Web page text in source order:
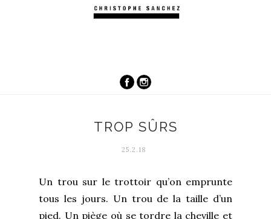
TROP SÛRS
25.2.18
Un trou sur le trottoir qu’on emprunte
tous les jours. Un trou de la taille d’un
pied. Un piège où se tordre la cheville et